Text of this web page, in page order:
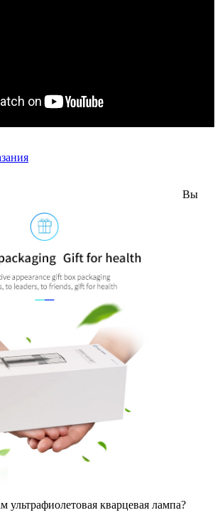
Вы
ультрафиолетовая кварцевая лампа?